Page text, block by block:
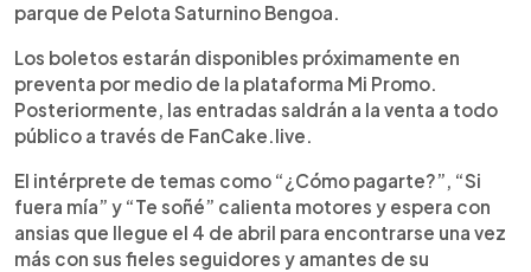
parque de Pelota Saturnino Bengoa.
Los boletos estarán disponibles próximamente en
preventa por medio de la plataforma Mi Promo.
Posteriormente, las entradas saldrán a la venta a todo
público a través de FanCake.live.
El intérprete de temas como “¿Cómo pagarte?”, “Si
fuera mía” y “Te soñé” calienta motores y espera con
ansias que llegue el 4 de abril para encontrarse una vez
más con sus fieles seguidores y amantes de su